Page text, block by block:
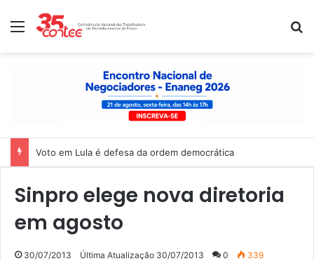
Menu
Voto em Lula é defesa da ordem democrática
Sinpro elege nova diretoria
em agosto
30/07/2013 Última Atualização 30/07/2013 0 339